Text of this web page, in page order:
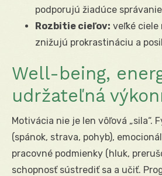
podporujú žiadúce
Rozbitie cieľov: veľké
znižujú prokrastináciu a
Well-being,
udržateľná
Motivácia nie je len vôľová „sila“.
(spánok, strava, pohyb),
pracovné podmienky (hluk,
schopnosť sústrediť sa a učiť.